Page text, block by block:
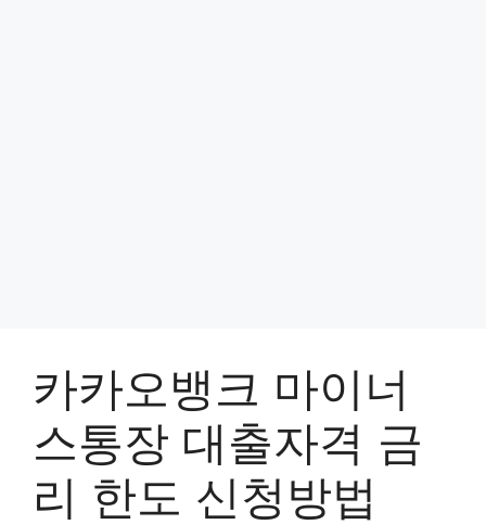
카카오뱅크 마이너
스통장 대출자격 금
리 한도 신청방법